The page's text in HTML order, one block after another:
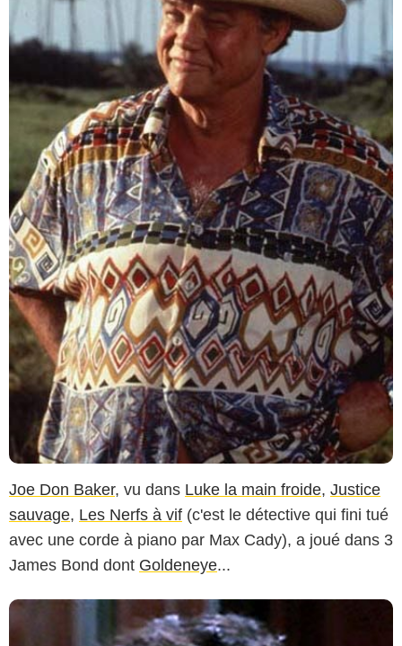
Joe Don Baker, vu dans Luke la main froide, Justice
sauvage, Les Nerfs à vif (c'est le détective qui fini tué
avec une corde à piano par Max Cady), a joué dans 3
James Bond dont Goldeneye...